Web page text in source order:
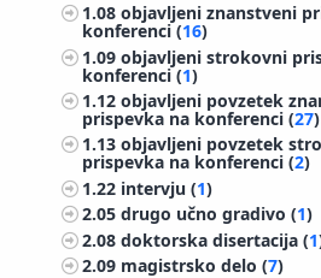
1.08objavljeni znanstveni
konferenci (16)
1.09objavljeni strokovni
konferenci (1)
1.12objavljeni povzetek
prispevka na konferenci (27)
1.13objavljeni povzetek
prispevka na konferenci (2)
1.22 intervju (1)
2.05drugo učno gradivo (1)
2.08doktorska disertacija (1
2.09 magistrsko delo (7)